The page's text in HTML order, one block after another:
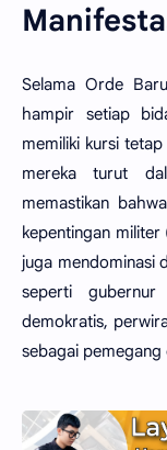
Selama Orde
hampir setiap
memiliki kursi
mereka turut
memastikan
kepentingan
juga mendominasi
seperti
demokratis,
sebagai